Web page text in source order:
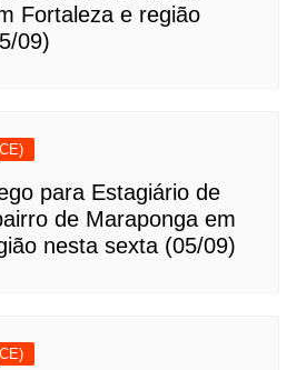
Fortaleza e região
09)
para Estagiário de
de Maraponga em
nesta sexta (05/09)